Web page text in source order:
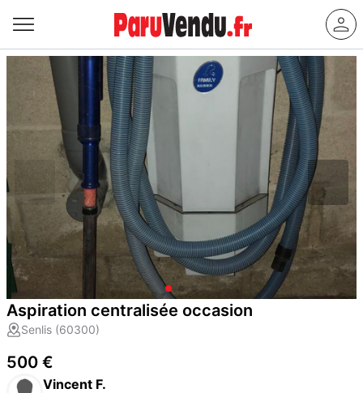
Aspiration centralisée occasion
Senlis (60300)
500 €
Vincent F.